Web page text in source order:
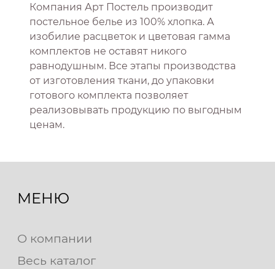
Компания Арт Постель производит
постельное белье из 100% хлопка. А
изобилие расцветок и цветовая гамма
комплектов не оставят никого
равнодушным. Все этапы производства
от изготовления ткани, до упаковки
готового комплекта позволяет
реализовывать продукцию по выгодным
ценам.
МЕНЮ
О компании
Весь каталог